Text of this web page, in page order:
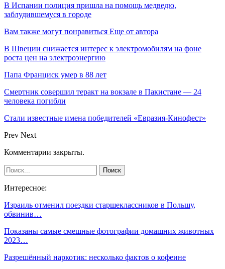
В Испании полиция пришла на помощь медведю,
заблудившемуся в городе
Вам также могут понравиться Еще от автора
В Швеции снижается интерес к электромобилям на фоне
роста цен на электроэнергию
Папа Франциск умер в 88 лет
Смертник совершил теракт на вокзале в Пакистане — 24
человека погибли
Стали известные имена победителей «Евразия-Кинофест»
Prev Next
Комментарии закрыты.
Интересное:
Израиль отменил поездки старшеклассников в Польшу,
обвинив…
Показаны самые смешные фотографии домашних животных
2023…
Разрешённый наркотик: несколько фактов о кофеине